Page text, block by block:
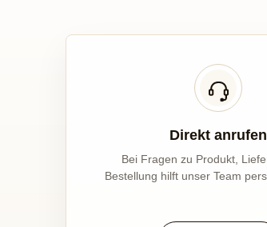
Direkt anrufen
Bei Fragen zu Produkt,
Bestellung hilft unser Team